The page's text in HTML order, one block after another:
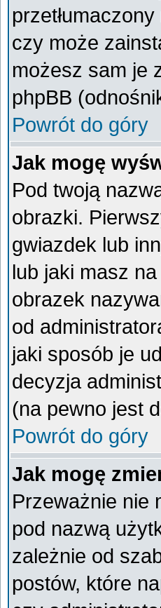
czy może
możesz sam je
phpBB
Powrót do góry
Jak mogę
Pod twoją
obrazki.
gwiazdek lub
lub jaki masz
obrazek
od
jaki sposób je
decyzja
(na pewno jest
Powrót do góry
Jak mogę
Przeważnie nie
pod nazwą
zależnie od
postów, które